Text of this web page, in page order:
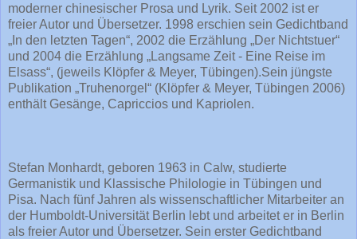
moderner chinesischer Prosa und Lyrik. Seit 2002 ist er
freier Autor und Übersetzer. 1998 erschien sein Gedichtband
„In den letzten Tagen“, 2002 die Erzählung „Der Nichtstuer“
und 2004 die Erzählung „Langsame Zeit - Eine Reise im
Elsass“, (jeweils Klöpfer & Meyer, Tübingen).Sein jüngste
Publikation „Truhenorgel“ (Klöpfer & Meyer, Tübingen 2006)
enthält Gesänge, Capriccios und Kapriolen.
Stefan Monhardt, geboren 1963 in Calw, studierte
Germanistik und Klassische Philologie in Tübingen und
Pisa. Nach fünf Jahren als wissenschaftlicher Mitarbeiter an
der Humboldt-Universität Berlin lebt und arbeitet er in Berlin
als freier Autor und Übersetzer. Sein erster Gedichtband